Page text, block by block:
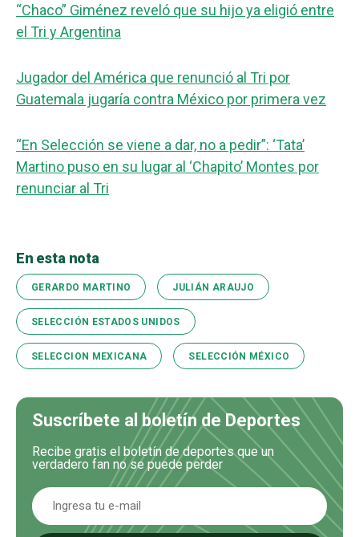
“Chaco” Giménez reveló que su hijo ya eligió entre
el Tri y Argentina
Jugador del América que renunció al Tri por
Guatemala jugaría contra México por primera vez
“En Selección se viene a dar, no a pedir”: ‘Tata’
Martino puso en su lugar al ‘Chapito’ Montes por
renunciar al Tri
En esta nota
GERARDO MARTINO JULIÁN ARAUJO
SELECCIÓN ESTADOS UNIDOS
SELECCION MEXICANA SELECCIÓN MÉXICO
Suscríbete al boletín de Deportes
Recibe gratis el boletín de deportes que un
verdadero fan no se puede perder